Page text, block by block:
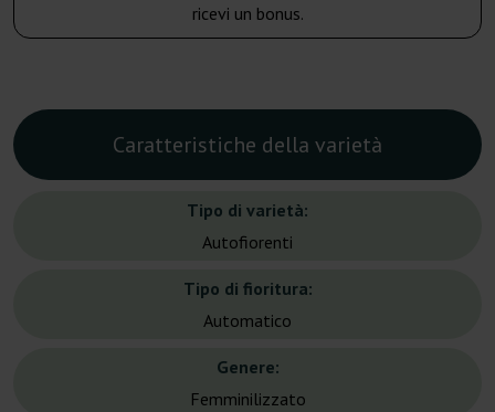
ricevi un bonus.
Caratteristiche della varietà
Tipo di varietà:
Autofiorenti
Tipo di fioritura:
Automatico
Genere:
Femminilizzato